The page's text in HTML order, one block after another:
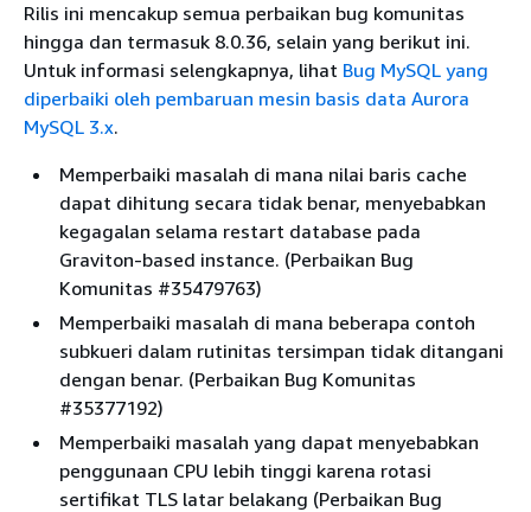
Rilis ini mencakup semua perbaikan bug komunitas
hingga dan termasuk 8.0.36, selain yang berikut ini.
Untuk informasi selengkapnya, lihat Bug MySQL yang
diperbaiki oleh pembaruan mesin basis data Aurora
MySQL 3.x.
Memperbaiki masalah di mana nilai baris cache
dapat dihitung secara tidak benar, menyebabkan
kegagalan selama restart database pada
Graviton-based instance. (Perbaikan Bug
Komunitas #35479763)
Memperbaiki masalah di mana beberapa contoh
subkueri dalam rutinitas tersimpan tidak ditangani
dengan benar. (Perbaikan Bug Komunitas
#35377192)
Memperbaiki masalah yang dapat menyebabkan
penggunaan CPU lebih tinggi karena rotasi
sertifikat TLS latar belakang (Perbaikan Bug